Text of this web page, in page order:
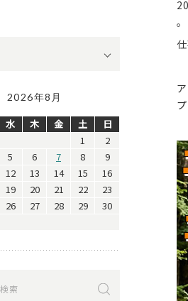
。
2026年8月
水 木 金 土
日
1
2
5 6 7 8
9
12 13 14 15
16
19 20 21 22
23
26 27 28 29
30